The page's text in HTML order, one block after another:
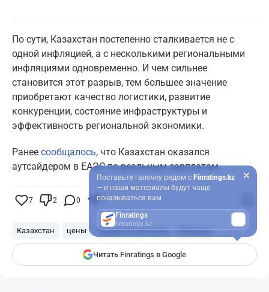
По сути, Казахстан постепенно сталкивается не с
одной инфляцией, а с несколькими региональными
инфляциями одновременно. И чем сильнее
становится этот разрыв, тем большее значение
приобретают качество логистики, развитие
конкуренции, состояние инфраструктуры и
эффективность региональной экономики.
Ранее сообщалось, что Казахстан оказался
аутсайдером в ЕАЭС по реальным зарплатам.
7 2 0 4
Казахстан цены продукты питания Регионы
Читать Finratings в Google
Поставьте галочку рядом с Finratings.kz
— и наши материалы будут чаще
показываться вам
Finratings
finratings.kz